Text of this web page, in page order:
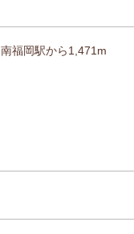
南福岡駅から1,471m